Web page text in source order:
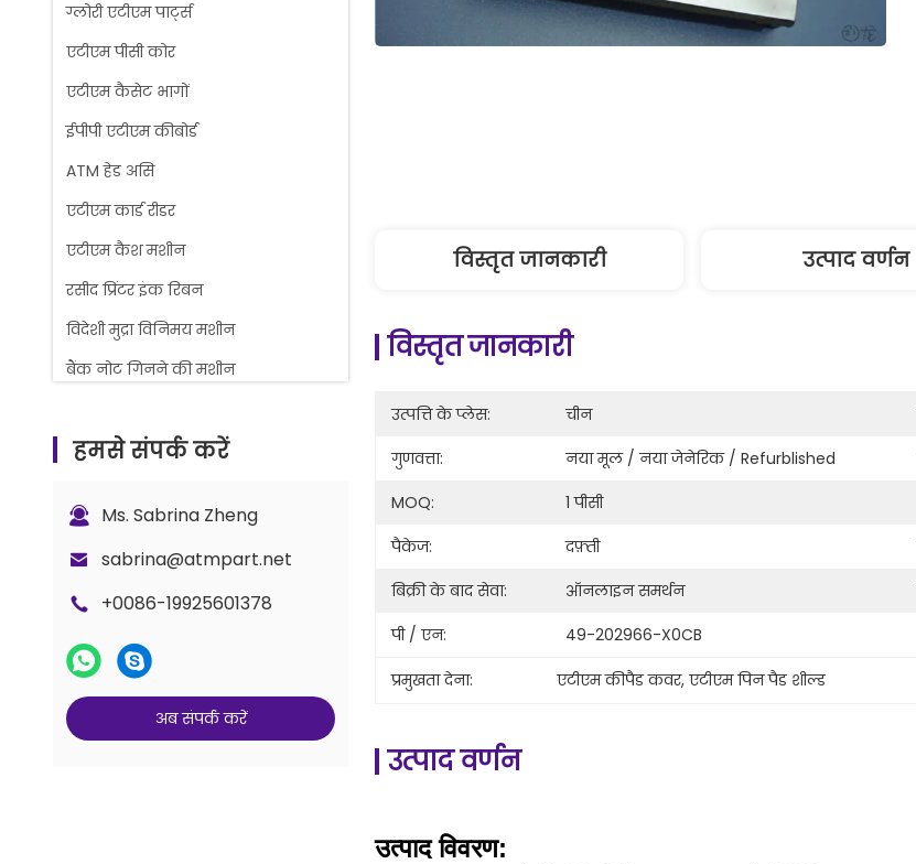
ग्लोरी एटीएम पार्ट्स
एटीएम पीसी कोर
एटीएम कैसेट भागों
ईपीपी एटीएम कीबोर्ड
ATM हेड असि
एटीएम कार्ड रीडर
एटीएम कैश मशीन
रसीद प्रिंटर इंक रिबन
विदेशी मुद्रा विनिमय मशीन
बैंक नोट गिनने की मशीन
एटीएम कैश कैसेट
जी+डी बीपीएस सी5 काउंटर पार्ट्स
हमसे संपर्क करें
Ms. Sabrina Zheng
sabrina@atmpart.net
+0086-19925601378
अब संपर्क करें
विस्तृत जानकारी उत्पाद वर्णन
विस्तृत जानकारी
उत्पत्ति के प्लेस: चीन
गुणवत्ता:
नया मूल / नया जेनेरिक / Refurblished
MOQ:
1 पीसी
पैकेज:
दफ़्ती
बिक्री के बाद सेवा:
ऑनलाइन समर्थन
पी / एन:
49-202966-X0CB
प्रमुखता देना: एटीएम कीपैड कवर, एटीएम पिन पैड शील्ड
उत्पाद वर्णन
उत्पाद विवरण: